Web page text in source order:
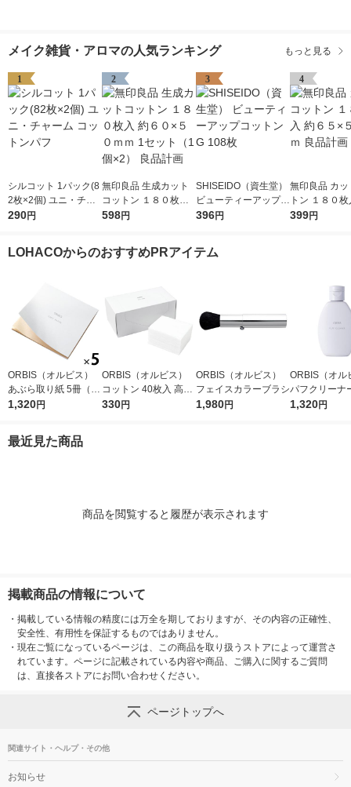
メイク雑貨・アロマの人気ランキング もっと見る
1
シルコット 1パック(8
2枚×2個) ユニ・チャ
ーム コットンパフ
290円
2
無印良品 生成カット
コットン １８０枚入
約６０×５０ｍｍ 1セ
598円
3
SHISEIDO（資生堂）
ビューティーアップコ
ットン G 108枚
396円
4
無印良品 カッ
トン １８０
５×５０ｍｍ
399円
LOHACOからのおすすめPRアイテム
ORBIS（オルビス）
あぶら取り紙 5冊（30
枚×5冊）
1,320円
ORBIS（オルビス）
コットン 40枚入 高級
綿100％
330円
ORBIS（オルビス）
フェイスカラーブラシ
1,980円
ORBIS（オル
パフクリーナ
×2個
1,320円
最近見た商品
商品を閲覧すると履歴が表示されます
掲載商品の情報について
・ 掲載している情報の精度には万全を期しておりますが、その内容の正確性、
安全性、有用性を保証するものではありません。
・ 現在ご覧になっているページは、この商品を取り扱うストアによって運営さ
れています。ページに記載されている内容や商品、ご購入に関するご質問
は、直接各ストアにお問い合わせください。
ページトップへ
関連サイト・ヘルプ・その他
お知らせ